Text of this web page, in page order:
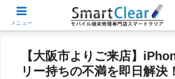
【大阪市よりご来店】
リー持ちの不満を即日解決
メニュー